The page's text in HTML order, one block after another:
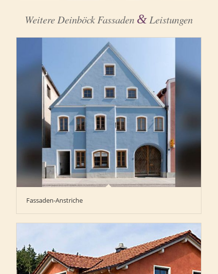
Weitere Deinböck Fassaden & Leistungen
Fassaden-Anstriche